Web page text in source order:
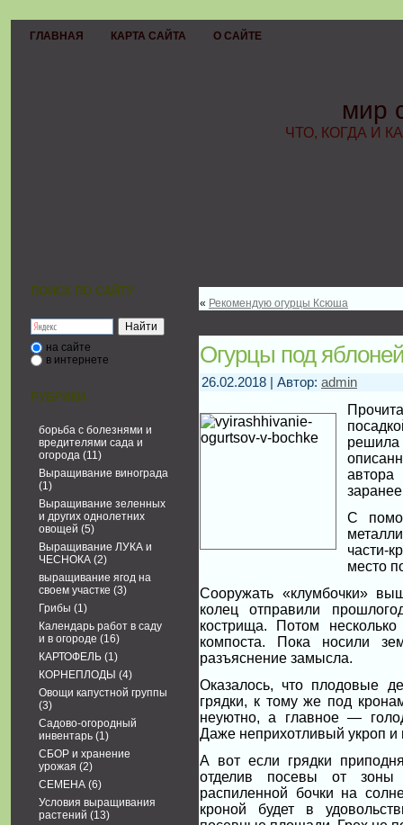
ГЛАВНАЯ КАРТА САЙТА О САЙТЕ
мир
ЧТО, КОГДА И
ПОИСК ПО САЙТУ
на сайте
в интернете
РУБРИКИ
борьба с болезнями и
вредителями сада и
огорода (11)
Выращивание винограда
(1)
Выращивание зеленных
и других однолетних
овощей (5)
Выращивание ЛУКА и
ЧЕСНОКА (2)
выращивание ягод на
своем участке (3)
Грибы (1)
Календарь работ в саду
и в огороде (16)
КАРТОФЕЛЬ (1)
КОРНЕПЛОДЫ (4)
Овощи капустной группы
(3)
Садово-огородный
инвентарь (1)
СБОР и хранение
урожая (2)
СЕМЕНА (6)
Условия выращивания
растений (13)
« Рекомендую огурцы Ксюша
Огурцы под
26.02.2018 | Автор: admin
С
части-
место
Сооружать «клумбочки»
колец отправили
кострища. Потом
компоста. Пока носили
разъяснение замысла.
Оказалось, что плодовые
грядки, к тому же под
неуютно, а главное —
Даже неприхотливый укроп и
А вот если грядки
отделив посевы от зоны
распиленной бочки на
кроной будет в